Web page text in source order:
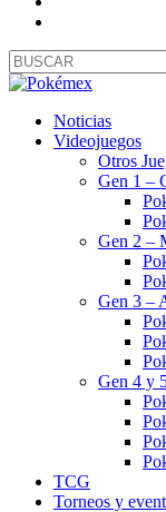
Noticias
Videojuegos
Otros
Gen 1 –
Gen 2 –
Gen 3 –
Gen 4 y
TCG
Torneos y